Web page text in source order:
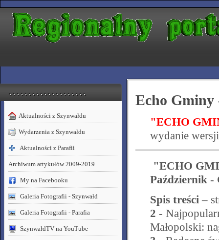
. . . . . . . . . . . . . . . . . . . .
Aktualności z Szynwałdu
Wydarzenia z Szynwałdu
Aktualności z Parafii
Archiwum artykułów 2009-2019
My na Facebooku
Galeria Fotografii - Szynwałd
Galeria Fotografii - Parafia
SzynwałdTV na YouTube
Echo Gminy
"ECHO
wydanie
"ECHO
Październik -
Spis treści –
2 -
Małopolski: